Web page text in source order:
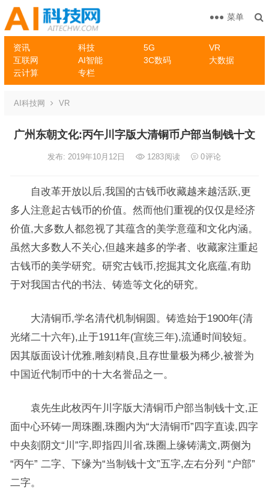
资讯 科技 5G
VR
互联网
AI智能 3C数码
大数据
云计算
专栏
菜单
AI科技网 VR
广州东朝文化:丙午川字版大清铜币户部当制钱十文
发布: 2019年10月12日 1283阅读 0评论
自改革开放以后,我国的古钱币收藏越来越活跃,更
多人注意起古钱币的价值。然而他们重视的仅仅是经济
价值,大多数人都忽视了其蕴含的美学意蕴和文化内涵。
虽然大多数人不关心,但越来越多的学者、收藏家注重起
古钱币的美学研究。研究古钱币,挖掘其文化底蕴,有助
于对我国古代的书法、铸造等文化的研究。
大清铜币,学名清代机制铜圆。铸造始于1900年(清
光绪二十六年),止于1911年(宣统三年),流通时间较短。
因其版面设计优雅,雕刻精良,且存世量极为稀少,被誉为
中国近代制币中的十大名誉品之一。
袁先生此枚丙午川字版大清铜币户部当制钱十文,正
面中心环铸一周珠圈,珠圈内为“大清铜币”四字直读,四字
中央刻阴文“川”字,即指四川省,珠圈上缘铸满文,两侧为
“丙午” 二字、下缘为“当制钱十文”五字,左右分列 “户部”
二字。